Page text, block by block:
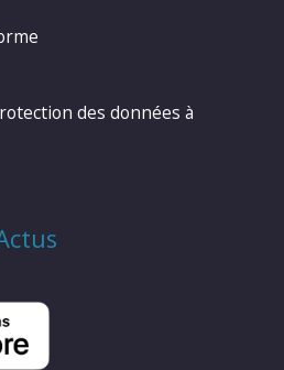
des données à